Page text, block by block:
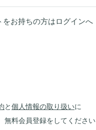
をお持ちの方はログインへ
と個人情報の取り扱いに
無料会員登録をしてください